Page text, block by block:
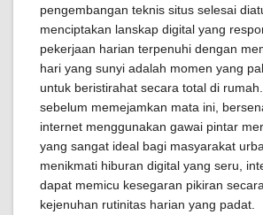
pengembangan teknis situs selesai
menciptakan lanskap digital yang
pekerjaan harian terpenuhi dengan
hari yang sunyi adalah momen yang
untuk beristirahat secara total di
sebelum memejamkan mata ini,
internet menggunakan gawai pintar
yang sangat ideal bagi masyarakat
menikmati hiburan digital yang seru,
dapat memicu kesegaran pikiran
kejenuhan rutinitas harian yang padat.